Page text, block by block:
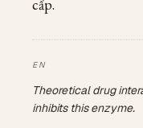
cấp.
Theoretical drug
inhibits this enzyme.